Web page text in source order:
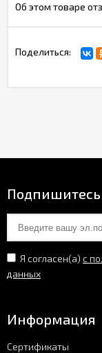
Об этом товаре
Поделиться:
Подпишитесь
Я согласен(a) с
данных
Информация
Сертификаты